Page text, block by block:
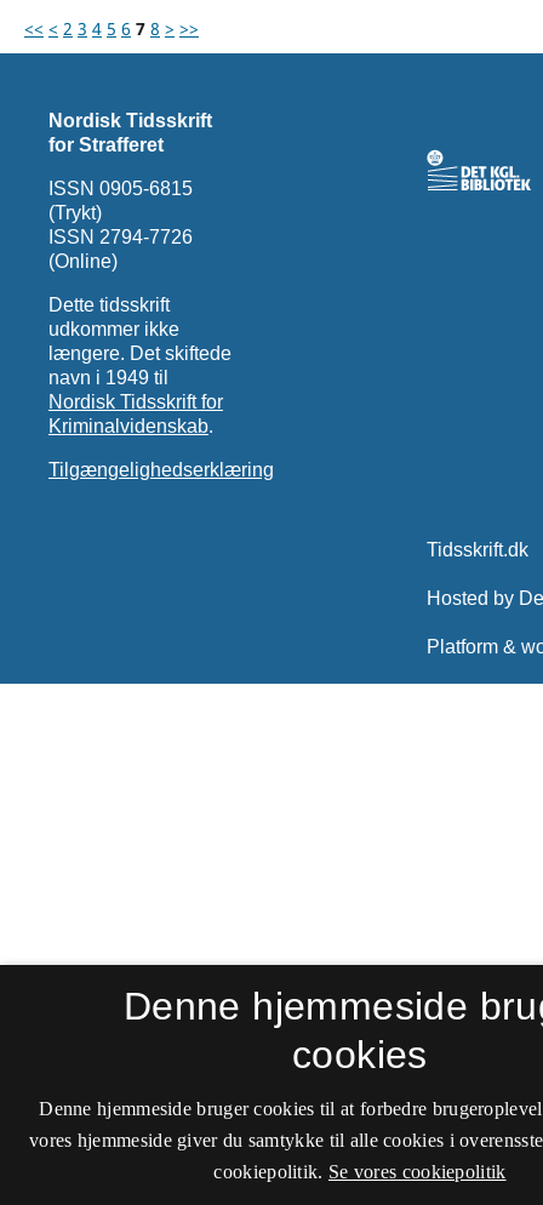
<< < 2 3 4 5 6 7 8 > >>
Nordisk Tidsskrift
for Strafferet
ISSN 0905-6815
(Trykt)
ISSN 2794-7726
(Online)
Dette tidsskrift
udkommer ikke
længere. Det skiftede
navn i 1949 til
Nordisk Tidsskrift for
Kriminalvidenskab.
Tilgængelighedserklæring
Denne hjemmeside
cookies
Denne hjemmeside bruger cookies til at forbedre
vores hjemmeside giver du samtykke til alle cookies i
cookiepolitik. Se vores cookiepolitik